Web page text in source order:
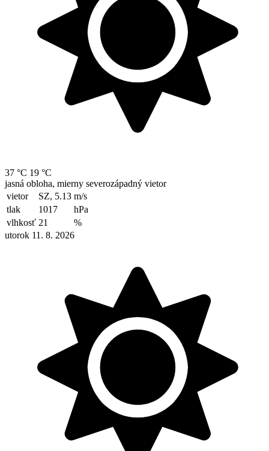
37 °C 19 °C
jasná obloha, mierny severozápadný vietor
vietor
SZ, 5.13 m/s
tlak
1017
hPa
vlhkosť 21
%
utorok 11. 8. 2026